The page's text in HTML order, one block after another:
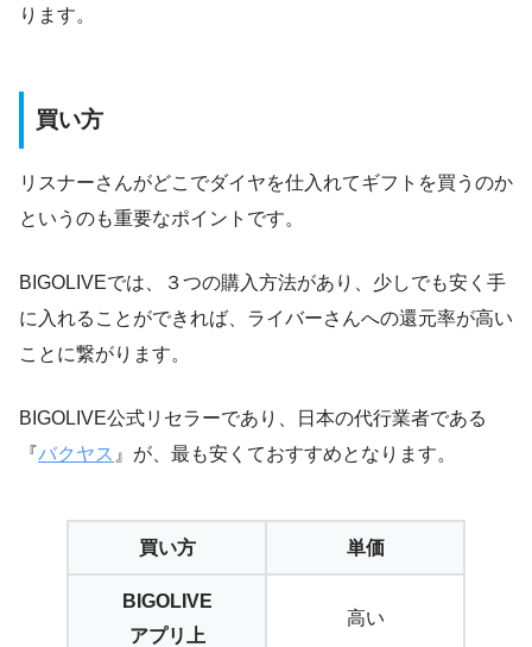
ります。
買い方
リスナーさんがどこでダイヤを仕入れてギフトを買うのか
というのも重要なポイントです。
BIGOLIVEでは、３つの購入方法があり、少しでも安く手
に入れることができれば、ライバーさんへの還元率が高い
ことに繋がります。
BIGOLIVE公式リセラーであり、日本の代行業者である
『バクヤス 』が、最も安くておすすめとなります。
買い方 単価
BIGOLIVE
アプリ上
高い